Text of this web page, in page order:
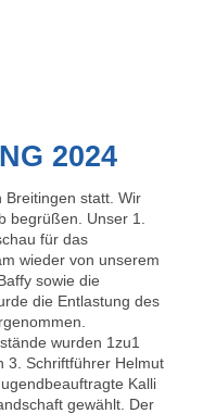
2024
Breitingen statt. Wir
begrüßen. Unser 1.
für das
wieder von unserem
sowie die
die Entlastung des
wurden 1zu1
3. Schriftführer Helmut
Kalli
gewählt. Der